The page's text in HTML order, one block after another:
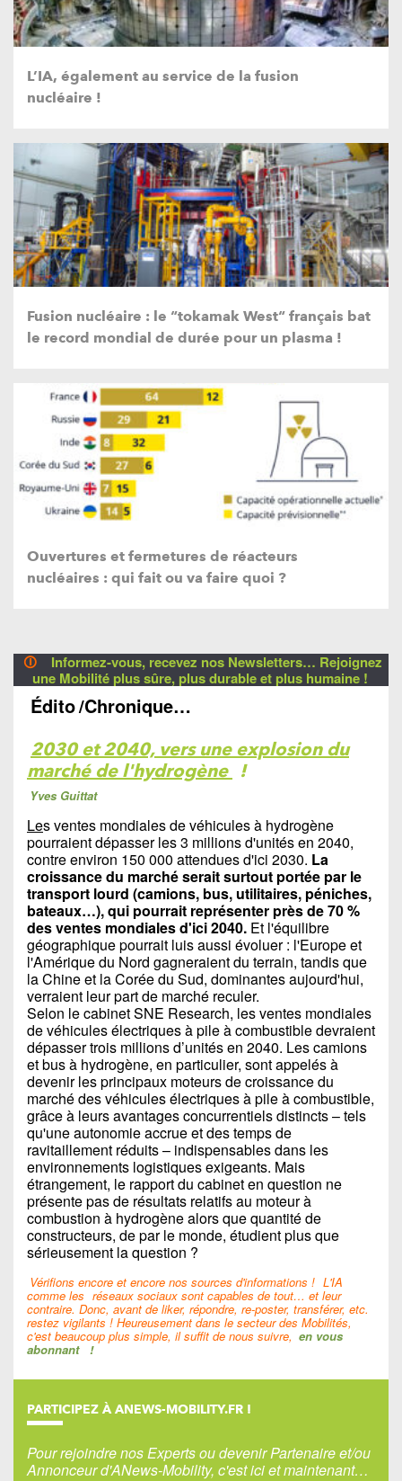
L’IA, également au service de la fusion
nucléaire !
Fusion nucléaire : le “tokamak West“ français bat
le record mondial de durée pour un plasma !
Ouvertures et fermetures de réacteurs
nucléaires : qui fait ou va faire quoi ?
🛈
Informez-vous, recevez nos Newsletters… Rejoignez
une Mobilité plus sûre, plus durable et plus humaine !
Édito/Chronique…
2030 et 2040, vers une explosion du
marché de l'hydrogène !
Yves Guittat
Les ventes mondiales de véhicules à hydrogène
pourraient dépasser les 3 millions d'unités en 2040,
contre environ 150 000 attendues d'ici 2030. La
croissance du marché serait surtout portée par le
transport lourd (camions, bus, utilitaires, péniches,
bateaux…), qui pourrait représenter près de 70 %
des ventes mondiales d'ici 2040. Et l'équilibre
géographique pourrait luis aussi évoluer : l'Europe et
l'Amérique du Nord gagneraient du terrain, tandis que
la Chine et la Corée du Sud, dominantes aujourd'hui,
verraient leur part de marché reculer.
Selon le cabinet SNE Research, les ventes mondiales
de véhicules électriques à pile à combustible devraient
dépasser trois millions d’unités en 2040. Les camions
et bus à hydrogène, en particulier, sont appelés à
devenir les principaux moteurs de croissance du
marché des véhicules électriques à pile à combustible,
grâce à leurs avantages concurrentiels distincts – tels
qu'une autonomie accrue et des temps de
ravitaillement réduits – indispensables dans les
environnements logistiques exigeants. Mais
étrangement, le rapport du cabinet en question ne
présente pas de résultats relatifs au moteur à
combustion à hydrogène alors que quantité de
constructeurs, de par le monde, étudient plus que
sérieusement la question ?
Vérifions encore et encore nos sources d'informations ! L'IA
comme les réseaux sociaux sont capables de tout… et leur
contraire. Donc, avant de liker, répondre, re-poster, transférer, etc.
restez vigilants ! Heureusement dans le secteur des Mobilités,
c'est beaucoup plus simple, il suffit de nous suivre, en vous
abonnant !
PARTICIPEZ À ANEWS-MOBILITY.FR !
Pour rejoindre nos Experts ou devenir Partenaire et/ou
Annonceur d'ANews-Mobility, c'est ici et maintenant…